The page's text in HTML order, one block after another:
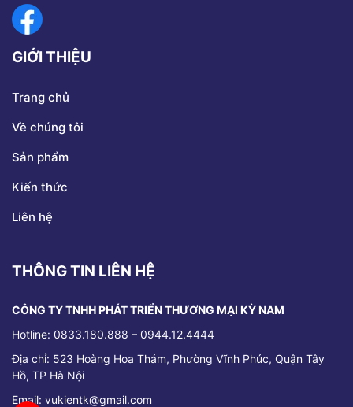
GIỚI THIỆU
Trang chủ
Về chúng tôi
Sản phẩm
Kiến thức
Liên hệ
THÔNG TIN LIÊN HỆ
CÔNG TY TNHH PHÁT TRIỂN THƯƠNG MẠI KỲ NAM
Hotline: 0833.180.888 – 0944.12.4444
Địa chỉ: 523 Hoàng Hoa Thám, Phường Vĩnh Phúc, Quận Tây
Hồ, TP Hà Nội
Email: vukientk@gmail.com